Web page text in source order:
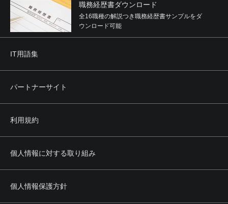
職務経歴書ダウンロード
全16職種の解説つき職務経歴書サンプルをダ
ウンロード可能
IT用語集
パートナーサイト
利用規約
個人情報に対する取り組み
個人情報保護方針